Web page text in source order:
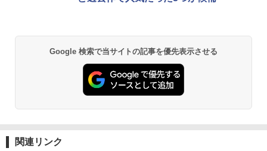
【日本企業販売】超強力クマ対策スプレー 30
0ml（連続噴射30秒）110ml（連続噴射15
秒）射程5～10m 安全ロック搭載 携帯収納袋
付き ヒグマ・イノシシ対策 自治体・教育機
関の購入実績 登山・キャンプ・アウトドア・
Google 検索で当サイトの記事を優先表示させる
関連リンク